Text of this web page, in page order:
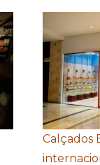
Calçados